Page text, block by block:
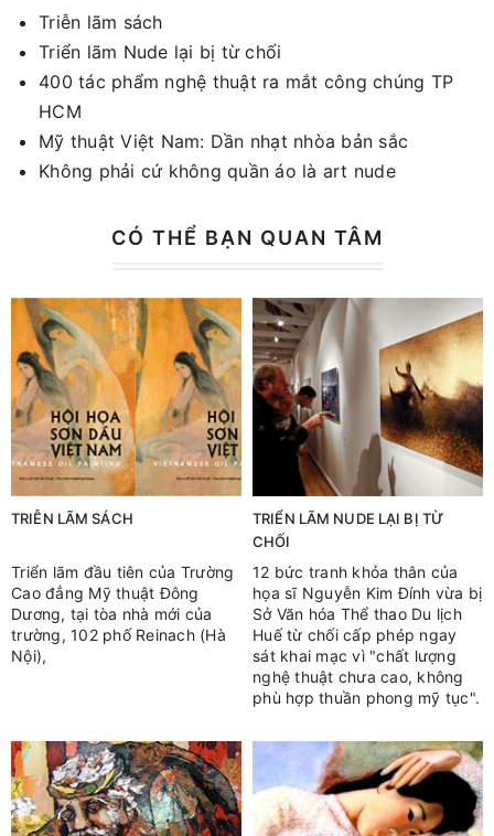
Triễn lãm sách
Triển lãm Nude lại bị từ chối
400 tác phẩm nghệ thuật ra mắt công chúng TP
HCM
Mỹ thuật Việt Nam: Dần nhạt nhòa bản sắc
Không phải cứ không quần áo là art nude
CÓ THỂ BẠN QUAN TÂM
TRIỄN LÃM SÁCH
Triển lãm đầu tiên của Trường
Cao đẳng Mỹ thuật Đông
Dương, tại tòa nhà mới của
trường, 102 phố Reinach (Hà
Nội),
TRIỂN LÃM NUDE LẠI BỊ TỪ
CHỐI
12 bức tranh khỏa thân của
họa sĩ Nguyễn Kim Đính vừa bị
Sở Văn hóa Thể thao Du lịch
Huế từ chối cấp phép ngay
sát khai mạc vì "chất lượng
nghệ thuật chưa cao, không
phù hợp thuần phong mỹ tục".